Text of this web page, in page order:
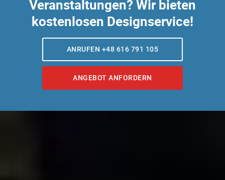
Veranstaltungen? Wir bieten
kostenlosen Designservice!
ANRUFEN +48 616 791 105
ANGEBOT ANFORDERN